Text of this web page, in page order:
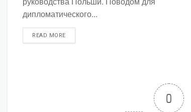
дипломатического...
READ MOREDETAILS
0